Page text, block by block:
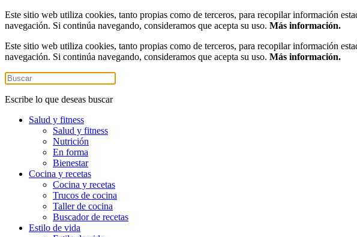
Este sitio web utiliza cookies, tanto propias como de terceros, para recopilar información
navegación. Si continúa navegando, consideramos que acepta su uso. Más información.
Este sitio web utiliza cookies, tanto propias como de terceros, para recopilar información
navegación. Si continúa navegando, consideramos que acepta su uso. Más información.
Escribe lo que deseas buscar
Salud y fitness
Salud y fitness
Nutrición
En forma
Bienestar
Cocina y recetas
Cocina y recetas
Trucos de cocina
Taller de cocina
Buscador de recetas
Estilo de vida